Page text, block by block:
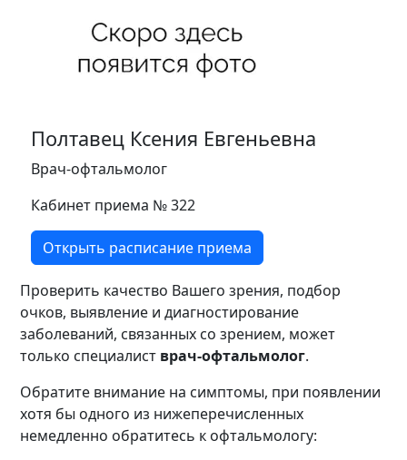
централизованным
стерилизационным отделением
Отделение анестезиологии-
реанимации
Отделение медицинской
реабилитации
Терапевтическое отделение
Пульмонологическое отделение
Полтавец Ксения Евгеньевна
Врач-офтальмолог
Кабинет приема № 322
Открыть расписание приема
Проверить качество Вашего зрения, подбор
очков, выявление и диагностирование
заболеваний, связанных со зрением, может
только специалист врач-офтальмолог.
Обратите внимание на симптомы, при появлении
хотя бы одного из нижеперечисленных
немедленно обратитесь к офтальмологу: